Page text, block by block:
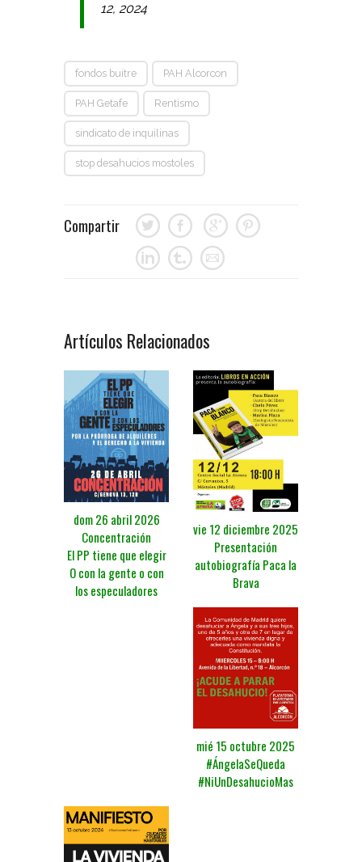
12, 2024
fondos buitre PAH Alcorcon
PAH Getafe Rentismo
sindicato de inquilinas
stop desahucios mostoles
Compartir
Artículos Relacionados
dom 26 abril 2026
Concentración
El PP tiene que elegir
O con la gente o con
los especuladores
vie 12 diciembre 2025
Presentación
autobiografía Paca la
Brava
mié 15 octubre 2025
#ÁngelaSeQueda
#NiUnDesahucioMas